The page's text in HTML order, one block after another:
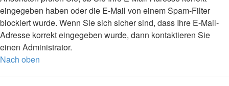
eingegeben haben oder die E-Mail von einem Spam-Filter
blockiert wurde. Wenn Sie sich sicher sind, dass Ihre E-Mail-
Adresse korrekt eingegeben wurde, dann kontaktieren Sie
einen Administrator.
Nach oben